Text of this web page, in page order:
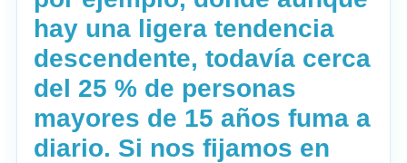
hay una ligera tendencia
descendente, todavía cerca
del 25 % de personas
mayores de 15 años fuma a
diario. Si nos fijamos en